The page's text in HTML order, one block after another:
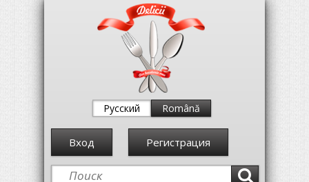
Русский Română
Вход Регистрация